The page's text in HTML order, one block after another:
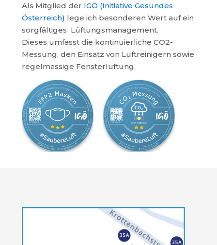
Als Mitglied der IGÖ (Initiative Gesundes
Österreich) lege ich besonderen Wert auf ein
sorgfältiges Lüftungs­management.
Dieses umfasst die kontinuierliche CO2-
Messung, den Einsatz von Luftreinigern sowie
regelmässige Fensterlüftung.